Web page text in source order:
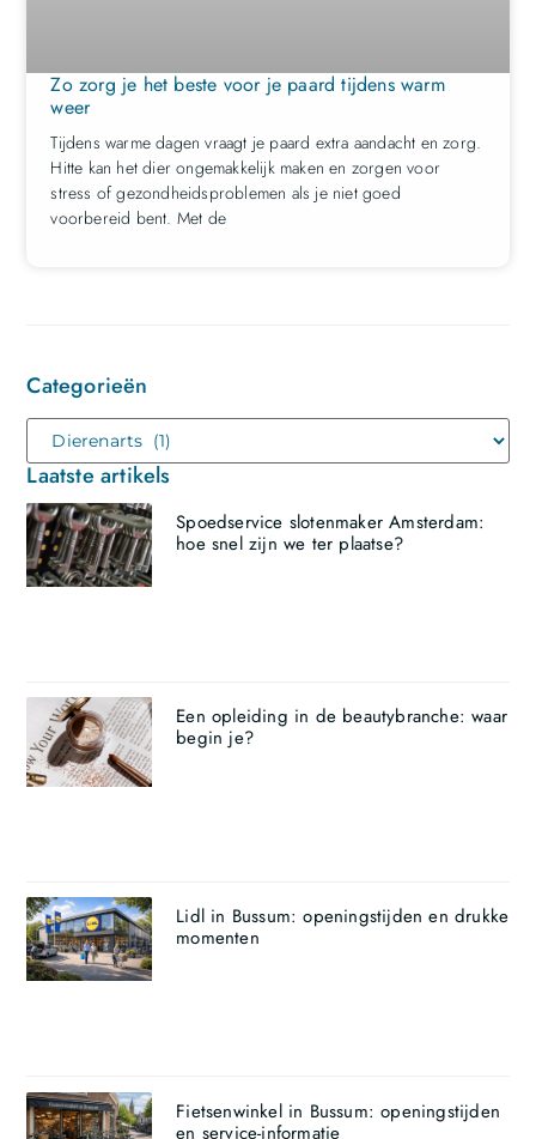
Categorieën
Laatste artikels
Spoedservice slotenmaker Amsterdam:
hoe snel zijn we ter plaatse?
Een opleiding in de beautybranche: waar
begin je?
Lidl in Bussum: openingstijden en drukke
momenten
Fietsenwinkel in Bussum: openingstijden
en service-informatie
Zo zorg je het beste voor je paard tijdens warm
weer
Tijdens warme dagen vraagt je paard extra aandacht en zorg.
Hitte kan het dier ongemakkelijk maken en zorgen voor
stress of gezondheidsproblemen als je niet goed
voorbereid bent. Met de